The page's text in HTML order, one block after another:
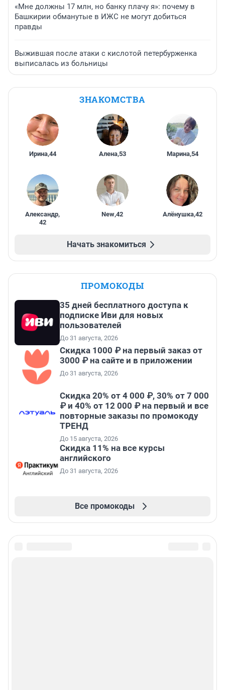
«Мне должны 17 млн, но банку плачу я»: почему в
Башкирии обманутые в ИЖС не могут добиться
правды
Выжившая после атаки с кислотой петербурженка
выписалась из больницы
ЗНАКОМСТВА
Ирина,44 Алена,53 Марина,54
Александр,
42
New,42 Алёнушка,42
Начать знакомиться
ПРОМОКОДЫ
35 дней бесплатного доступа к
подписке Иви для новых
пользователей
До 31 августа, 2026
Скидка 1000 ₽ на первый заказ от
3000 ₽ на сайте и в приложении
До 31 августа, 2026
Скидка 20% от 4 000 ₽, 30% от 7 000
₽ и 40% от 12 000 ₽ на первый и все
повторные заказы по промокоду
ТРЕНД
До 15 августа, 2026
Скидка 11% на все курсы
английского
До 31 августа, 2026
Все промокоды